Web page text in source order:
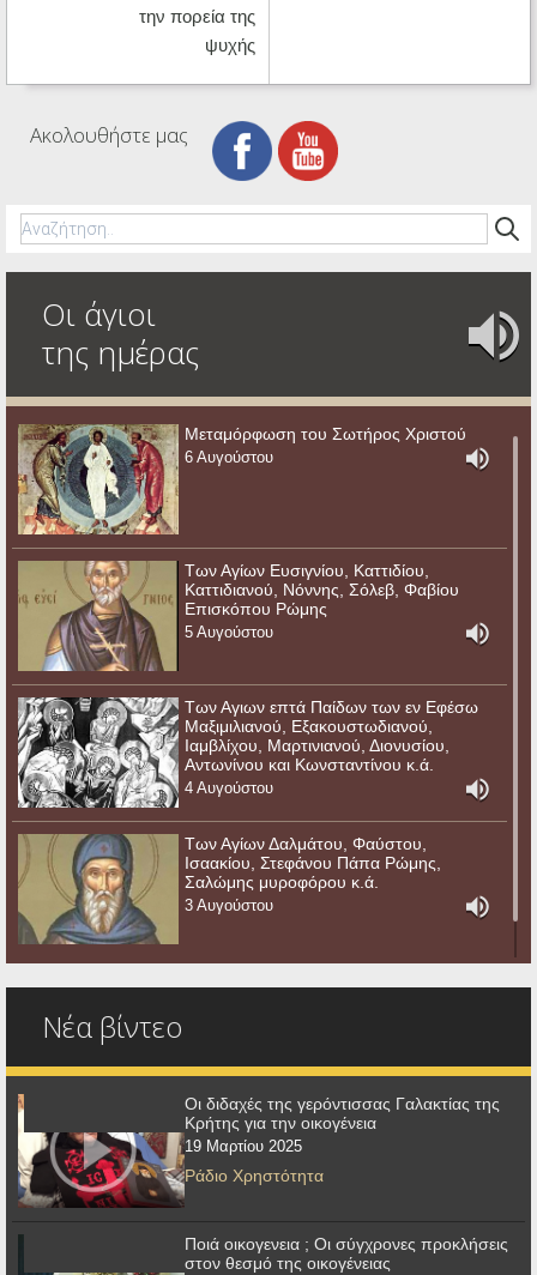
την πορεία της
ψυχής
Ακολουθήστε μας
Οι άγιοι
της ημέρας
Μεταμόρφωση του Σωτήρος Χριστού
6 Αυγούστου
Των Αγίων Ευσιγνίου, Καττιδίου,
Καττιδιανού, Νόννης, Σόλεβ, Φαβίου
Επισκόπου Ρώμης
5 Αυγούστου
Των Αγιων επτά Παίδων των εν Εφέσω
Μαξιμιλιανού, Εξακουστωδιανού,
Ιαμβλίχου, Μαρτινιανού, Διονυσίου,
Αντωνίνου και Κωνσταντίνου κ.ά.
4 Αυγούστου
Των Αγίων Δαλμάτου, Φαύστου,
Ισαακίου, Στεφάνου Πάπα Ρώμης,
Σαλώμης μυροφόρου κ.ά.
3 Αυγούστου
Νέα βίντεο
Οι διδαχές της γερόντισσας Γαλακτίας της
Κρήτης για την οικογένεια
19 Μαρτίου 2025
Ράδιο Χρηστότητα
Ποιά οικογενεια ; Οι σύγχρονες προκλήσεις
στον θεσμό της οικογένειας